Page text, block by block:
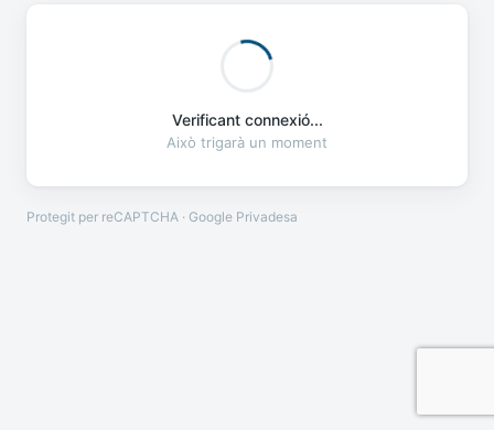
Verificant connexió...
Això trigarà un moment
Protegit per reCAPTCHA · Google Privadesa